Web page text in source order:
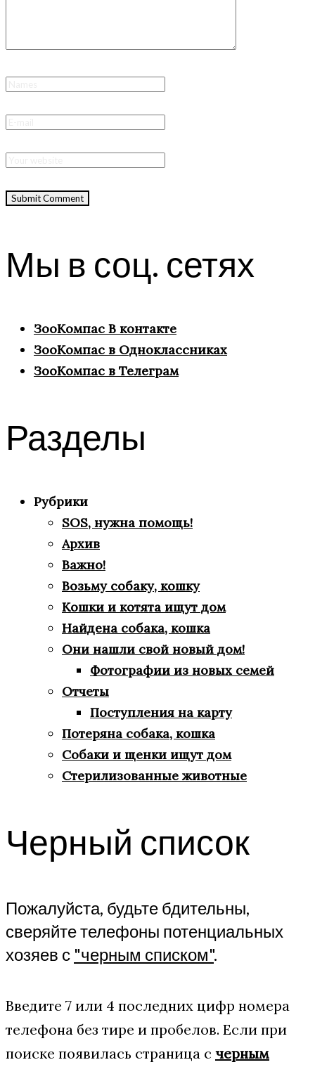
Мы в соц. сетях
ЗооКомпас В контакте
ЗооКомпас в Одноклассниках
ЗооКомпас в Телеграм
Разделы
Рубрики
SOS, нужна помощь!
Архив
Важно!
Возьму собаку, кошку
Кошки и котята ищут дом
Найдена собака, кошка
Они нашли свой новый дом!
Фотографии из новых семей
Отчеты
Поступления на карту
Потеряна собака, кошка
Собаки и щенки ищут дом
Стерилизованные животные
Черный список
Пожалуйста, будьте бдительны,
сверяйте телефоны потенциальных
хозяев с "черным списком".
Введите 7 или 4 последних цифр номера
телефона без тире и пробелов. Если при
поиске появилась страница с черным